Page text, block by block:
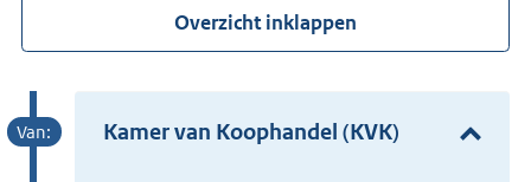
Overzicht inklappen
Kamer van Koophandel (KVK)